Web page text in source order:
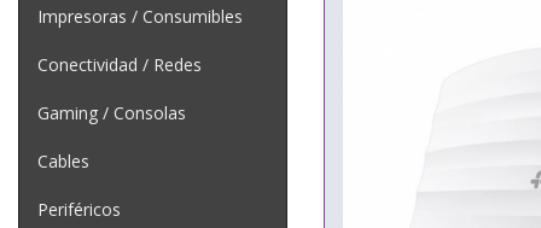
Impresoras / Consumibles
Conectividad / Redes
Gaming / Consolas
Cables
Periféricos